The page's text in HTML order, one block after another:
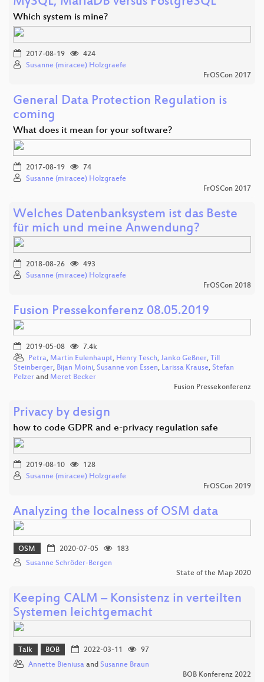
Which system is mine?
2017-08-19
424
Susanne (miracee) Holzgraefe
FrOSCon 2017
General Data Protection Regulation is
coming
What does it mean for your software?
2017-08-19
74
Susanne (miracee) Holzgraefe
FrOSCon 2017
Welches Datenbanksystem ist das Beste
für mich und meine Anwendung?
2018-08-26
493
Susanne (miracee) Holzgraefe
FrOSCon 2018
Fusion Pressekonferenz 08.05.2019
2019-05-08
7.4k
Petra, Martin Eulenhaupt, Henry Tesch, Janko Geßner, Till
Steinberger, Bijan Moini, Susanne von Essen, Larissa Krause, Stefan
Pelzer and Meret Becker
Fusion Pressekonferenz
Privacy by design
how to code GDPR and e-privacy regulation safe
2019-08-10
128
Susanne (miracee) Holzgraefe
FrOSCon 2019
Analyzing the localness of OSM data
OSM 2020-07-05
183
Susanne Schröder-Bergen
State of the Map 2020
Keeping CALM – Konsistenz in verteilten
Systemen leichtgemacht
Talk BOB 2022-03-11
97
Annette Bieniusa and Susanne Braun
BOB Konferenz 2022